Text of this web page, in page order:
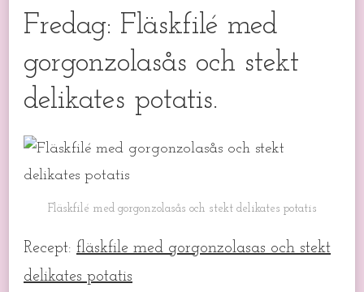
Fredag: Fläskfilé med
gorgonzolasås och stekt
delikates potatis.
Fläskfilé med gorgonzolasås och stekt delikates potatis
Recept: fläskfile med gorgonzolasas och stekt
delikates potatis